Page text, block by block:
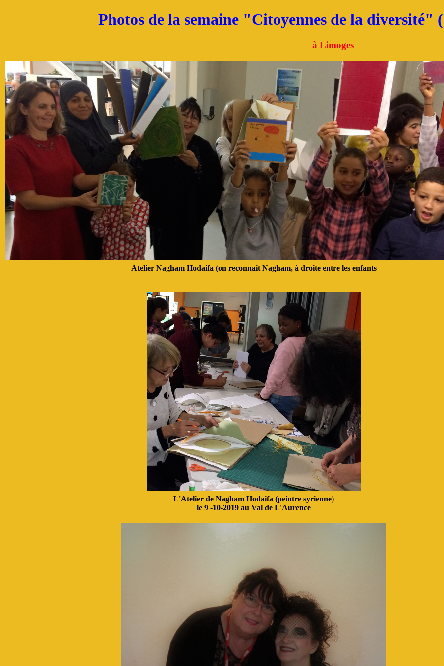
Photos de la semaine "Citoyennes de la diversité"
à Limoges
Atelier Nagham Hodaifa (on reconnait Nagham, à droite entre les enfants
L'Atelier de Nagham Hodaifa (peintre syrienne)
le 9 -10-2019 au Val de L'Aurence